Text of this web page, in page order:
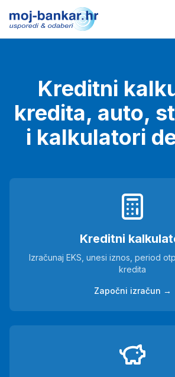
Kreditni
kredita, auto,
i kalkulatori
Kreditni
Izračunaj EKS, unesi iznos, period
kredita
Započni izračun →